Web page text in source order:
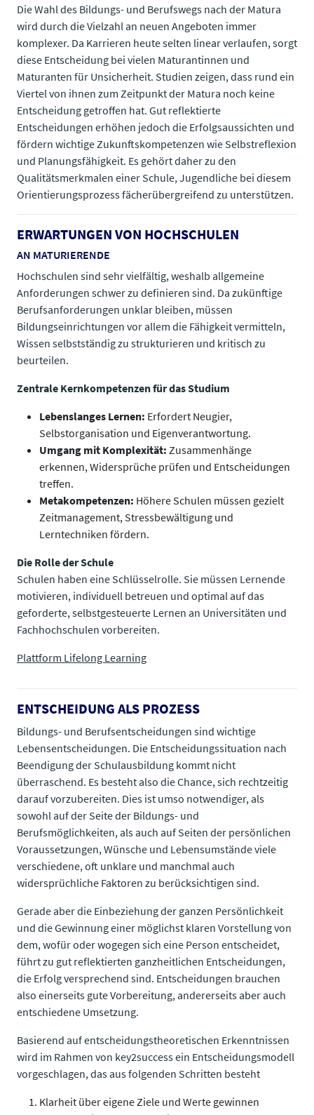
Die Wahl des Bildungs- und Berufswegs nach der Matura
wird durch die Vielzahl an neuen Angeboten immer
komplexer. Da Karrieren heute selten linear verlaufen, sorgt
diese Entscheidung bei vielen Maturantinnen und
Maturanten für Unsicherheit. Studien zeigen, dass rund ein
Viertel von ihnen zum Zeitpunkt der Matura noch keine
Entscheidung getroffen hat. Gut reflektierte
Entscheidungen erhöhen jedoch die Erfolgsaussichten und
fördern wichtige Zukunftskompetenzen wie Selbstreflexion
und Planungsfähigkeit. Es gehört daher zu den
Qualitätsmerkmalen einer Schule, Jugendliche bei diesem
Orientierungsprozess fächerübergreifend zu unterstützen.​​​​​​​
ERWARTUNGEN VON HOCHSCHULEN
AN MATURIERENDE
Hochschulen sind sehr vielfältig, weshalb allgemeine
Anforderungen schwer zu definieren sind. Da zukünftige
Berufsanforderungen unklar bleiben, müssen
Bildungseinrichtungen vor allem die Fähigkeit vermitteln,
Wissen selbstständig zu strukturieren und kritisch zu
beurteilen.
Zentrale Kernkompetenzen für das Studium
Lebenslanges Lernen: Erfordert Neugier,
Selbstorganisation und Eigenverantwortung.
Umgang mit Komplexität: Zusammenhänge
erkennen, Widersprüche prüfen und Entscheidungen
treffen.
Metakompetenzen: Höhere Schulen müssen gezielt
Zeitmanagement, Stressbewältigung und
Lerntechniken fördern.
Die Rolle der Schule
Schulen haben eine Schlüsselrolle. Sie müssen Lernende
motivieren, individuell betreuen und optimal auf das
geforderte, selbstgesteuerte Lernen an Universitäten und
Fachhochschulen vorbereiten.
Plattform Lifelong Learning
ENTSCHEIDUNG ALS PROZESS
Bildungs- und Berufsentscheidungen sind wichtige
Lebensentscheidungen. Die Entschei­dungssituation nach
Beendigung der Schulausbildung kommt nicht
überraschend. Es besteht also die Chance, sich rechtzeitig
darauf vorzubereiten. Dies ist umso notwendiger, als
sowohl auf der Seite der Bildungs- und
Berufsmöglichkeiten, als auch auf Seiten der persönlichen
Voraussetzungen, Wünsche und Lebensumstände viele
verschiedene, oft unklare und manchmal auch
widersprüchliche Faktoren zu berücksichtigen sind.
Gerade aber die Einbeziehung der ganzen Persönlichkeit
und die Gewinnung einer möglichst klaren Vorstellung von
dem, wofür oder wogegen sich eine Person entscheidet,
führt zu gut reflektierten ganzheitlichen Entscheidungen,
die Erfolg versprechend sind. Entscheidungen brauchen
also einerseits gute Vorbereitung, andererseits aber auch
entschiedene Umsetzung.
Basierend auf entscheidungstheoretischen Erkenntnissen
wird im Rahmen von key2success ein Entscheidungsmodell
vorgeschlagen, das aus folgenden Schritten besteht
Klarheit über eigene Ziele und Werte gewinnen